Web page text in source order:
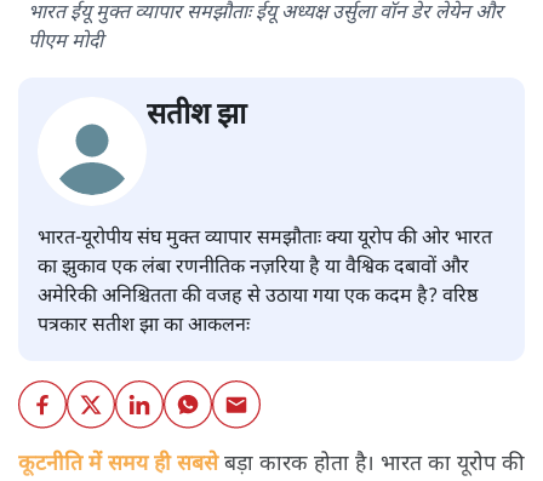
भारत ईयू मुक्त व्यापार समझौताः ईयू अध्यक्ष उर्सुला वॉन डेर लेयेन और
पीएम मोदी
सतीश झा
भारत-यूरोपीय संघ मुक्त व्यापार समझौताः क्या यूरोप की ओर भारत
का झुकाव एक लंबा रणनीतिक नज़रिया है या वैश्विक दबावों और
अमेरिकी अनिश्चितता की वजह से उठाया गया एक कदम है? वरिष्ठ
पत्रकार सतीश झा का आकलनः
कूटनीति में समय ही सबसेबड़ा कारक होता है। भारत का यूरोप की